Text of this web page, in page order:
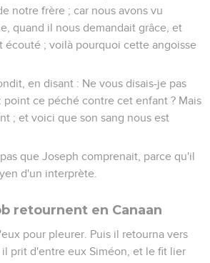
notre frère ; car nous avons vu
quand il nous demandait grâce, et
écouté ; voilà pourquoi cette angoisse
en disant : Ne vous disais-je pas
point ce péché contre cet enfant ? Mais
; et voici que son sang nous est
que Joseph comprenait, parce qu'il
d'un interprète.
retournent en Canaan
pour pleurer. Puis il retourna vers
prit d'entre eux Siméon, et le fit lier